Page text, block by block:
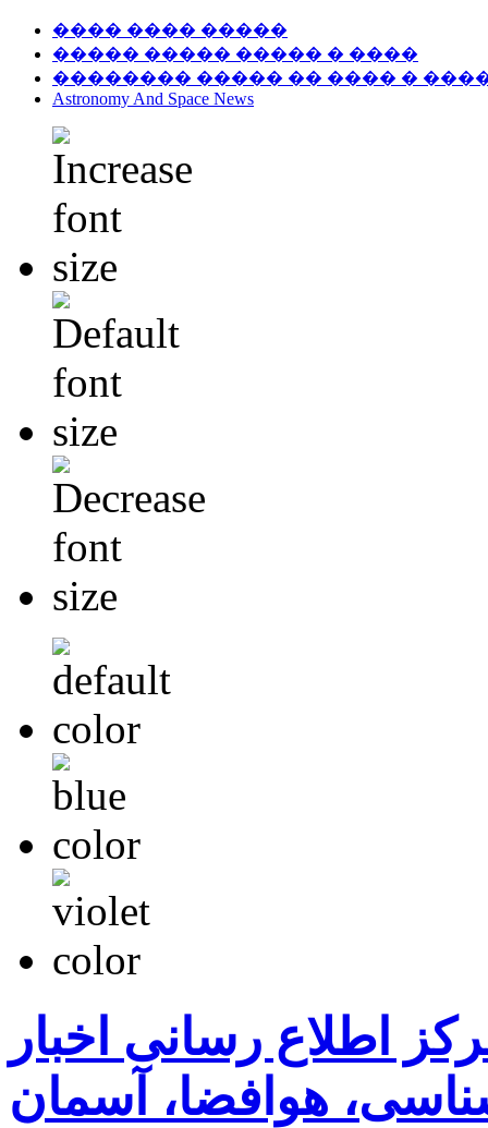
���� ���� �����
����� ����� ����� � ����
�������� ����� �� ���� �
Astronomy And Space News
اطلاع رسانی اخبار
هوافضا، آسمان